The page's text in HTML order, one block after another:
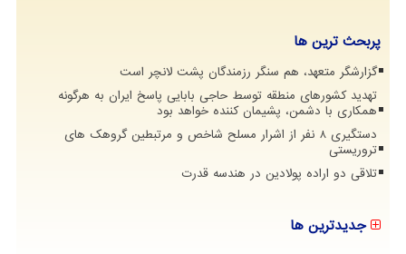
پربحث ترین ها
گزارشگر متعهد، هم سنگر رزمندگان پشت لانچر است
تهدید کشورهای منطقه توسط حاجی بابایی پاسخ ایران به هرگونه
همکاری با دشمن، پشیمان کننده خواهد بود
دستگیری 8 نفر از اشرار مسلح شاخص و مرتبطین گروهک های
تروریستی
تلاقی دو اراده پولادین در هندسه قدرت
جدیدترین ها